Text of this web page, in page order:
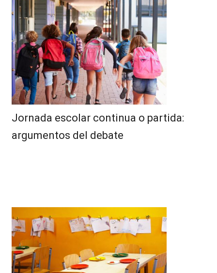
Jornada escolar continua o partida:
argumentos del debate